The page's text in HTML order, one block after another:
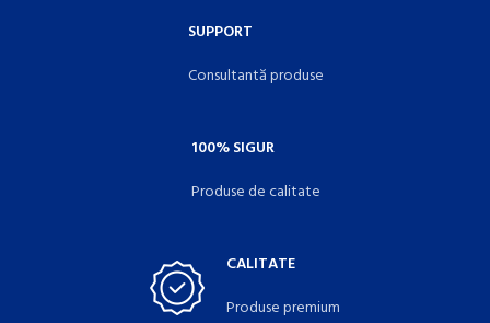
SUPPORT
Consultantă produse
100% SIGUR
Produse de calitate
CALITATE
Produse premium